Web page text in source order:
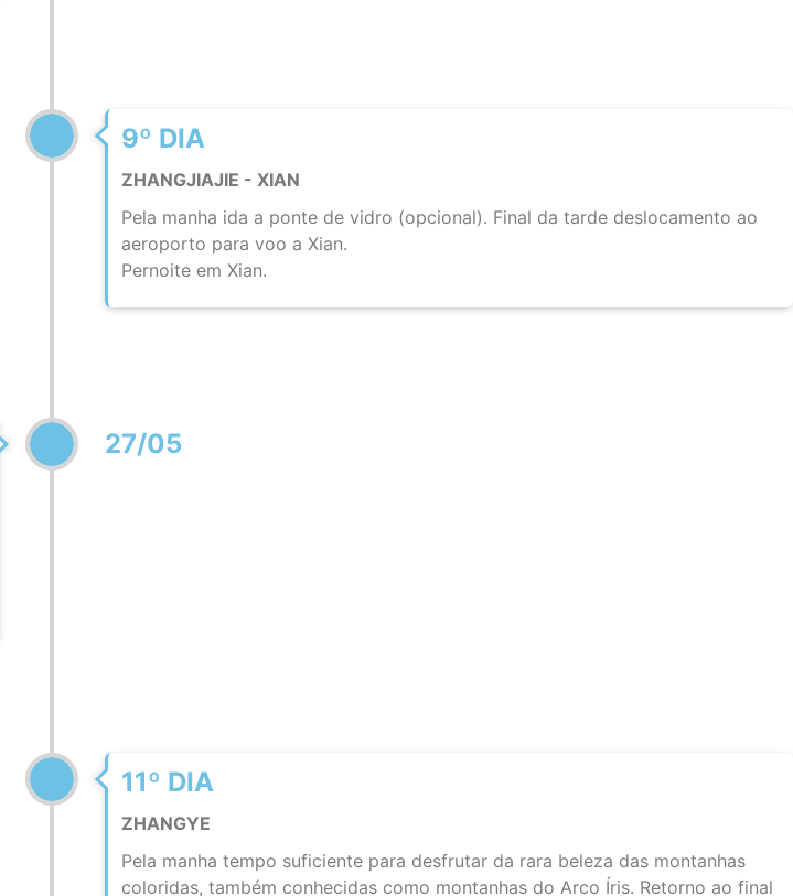
9º DIA
ZHANGJIAJIE - XIAN
Pela manha ida a ponte de vidro (opcional). Final da tarde deslocamento ao
aeroporto para voo a Xian.
Pernoite em Xian.
27/05
11º DIA
ZHANGYE
Pela manha tempo suficiente para desfrutar da rara beleza das montanhas
coloridas, também conhecidas como montanhas do Arco Íris. Retorno ao final